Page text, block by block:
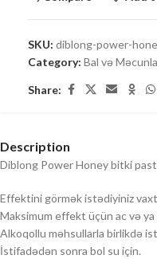
SKU: diblong-power-
Category: Bal və
Share:
Description
Diblong Power Honey bitki
Effektini görmək istədiyiniz
Maksimum effekt üçün ac və
Alkoqollu məhsullarla birlikdə
İstifadədən sonra bol su için.